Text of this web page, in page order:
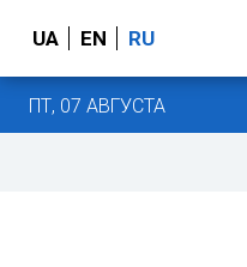
UA EN RU
ПТ, 07 АВГУСТА